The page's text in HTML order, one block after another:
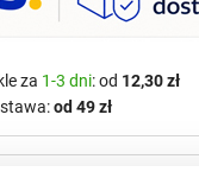
za 1-3 dni: od 12,30 zł
od 49 zł